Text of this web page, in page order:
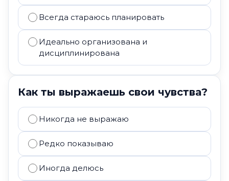
Всегда стараюсь планировать
Идеально организована и
дисциплинирована
Как ты выражаешь свои чувства?
Никогда не выражаю
Редко показываю
Иногда делюсь